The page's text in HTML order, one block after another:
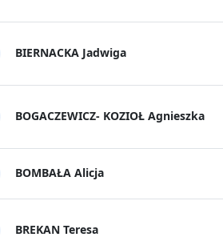
BIERNACKA Jadwiga
BOGACZEWICZ- KOZIOŁ Agnieszka
BOMBAŁA Alicja
BREKAN Teresa